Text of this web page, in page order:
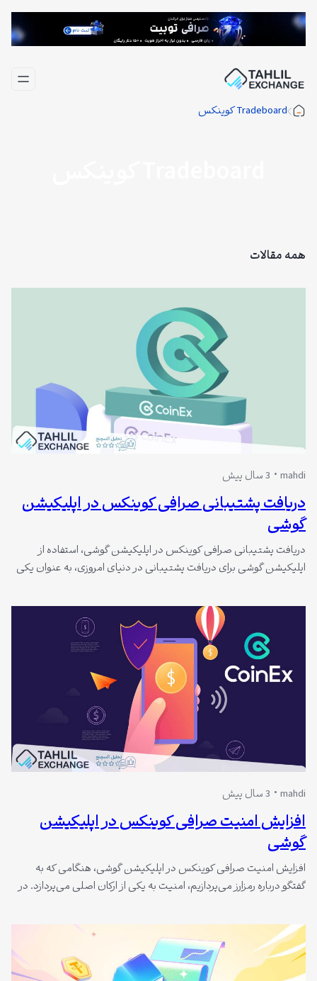
رفتن
Tradeboard کوینکس
همه مقالات
mahdi 3 سال پیش
دریافت پشتیبانی صرافی کوینکس در اپلیکیشن
گوشی
دریافت پشتیبانی صرافی کوینکس در اپلیکیشن گوشی، استفاده از
اپلیکیشن گوشی برای دریافت پشتیبانی در دنیای امروزی، به عنوان یکی
اپلیکیشن صرافی کوینکس، به عنوان یک پلتفرم پیشرفته در دنیای
رمزارزها، برای کاربران این امکان را فراهم می‌کند تا به سرعت و…
mahdi 3 سال پیش
افزایش امنیت صرافی کوینکس در اپلیکیشن
گوشی
افزایش امنیت صرافی کوینکس در اپلیکیشن گوشی، هنگامی که به
گفتگو درباره رمزارز می‌پردازیم، امنیت به یکی از ارکان اصلی می‌پردازد. در
پایداری فراهم کند. این صرافی، علاوه بر فراهم کردن زیرساخت‌های لازم،
توصیه می‌کند که شما به عنوان کاربران نیز با روش‌های…